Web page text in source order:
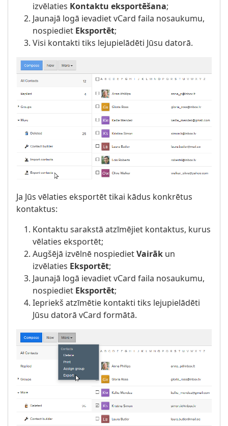
izvēlaties Kontaktu eksportēšana;
Jaunajā logā ievadiet vCard faila nosaukumu,
nospiediet Eksportēt;
Visi kontakti tiks lejupielādēti Jūsu datorā.
Ja Jūs vēlaties eksportēt tikai kādus konkrētus
kontaktus:
Kontaktu sarakstā atzīmējiet kontaktus, kurus
vēlaties eksportēt;
Augšējā izvēlnē nospiedietVairāk un
izvēlaties Eksportēt;
Jaunajā logā ievadiet vCard faila nosaukumu,
nospiediet Eksportēt;
Iepriekš atzīmētie kontakti tiks lejupielādēti
Jūsu datorā vCard formātā.